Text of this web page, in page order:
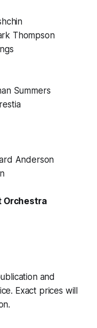
Thompson
Summers
Anderson
Orchestra
and
Exact prices will